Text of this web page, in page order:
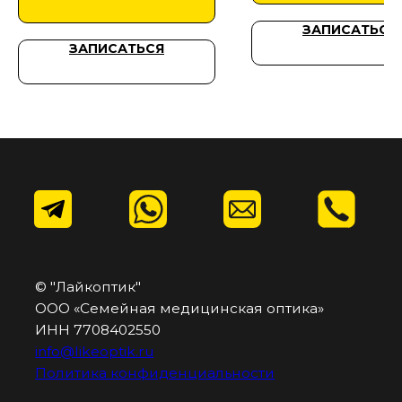
ЗАПИСАТЬСЯ
ЗАПИСАТЬСЯ